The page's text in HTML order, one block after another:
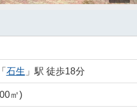
「 石生 」駅 徒歩18分
㎡)